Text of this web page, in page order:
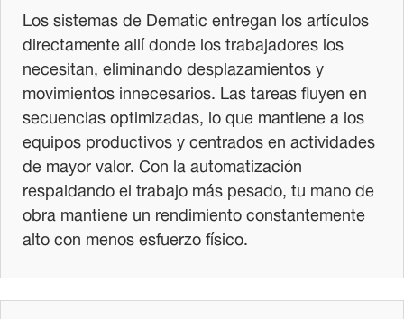
Los sistemas de Dematic entregan los artículos
directamente allí donde los trabajadores los
necesitan, eliminando desplazamientos y
movimientos innecesarios. Las tareas fluyen en
secuencias optimizadas, lo que mantiene a los
equipos productivos y centrados en actividades
de mayor valor. Con la automatización
respaldando el trabajo más pesado, tu mano de
obra mantiene un rendimiento constantemente
alto con menos esfuerzo físico.